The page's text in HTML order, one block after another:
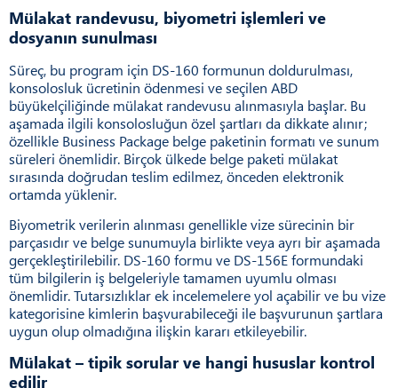
Mülakat randevusu, biyometri işlemleri ve
dosyanın sunulması
Süreç, bu program için DS-160 formunun doldurulması,
konsolosluk ücretinin ödenmesi ve seçilen ABD
büyükelçiliğinde mülakat randevusu alınmasıyla başlar. Bu
aşamada ilgili konsolosluğun özel şartları da dikkate alınır;
özellikle Business Package belge paketinin formatı ve sunum
süreleri önemlidir. Birçok ülkede belge paketi mülakat
sırasında doğrudan teslim edilmez, önceden elektronik
ortamda yüklenir.
Biyometrik verilerin alınması genellikle vize sürecinin bir
parçasıdır ve belge sunumuyla birlikte veya ayrı bir aşamada
gerçekleştirilebilir. DS-160 formu ve DS-156E formundaki
tüm bilgilerin iş belgeleriyle tamamen uyumlu olması
önemlidir. Tutarsızlıklar ek incelemelere yol açabilir ve bu vize
kategorisine kimlerin başvurabileceği ile başvurunun şartlara
uygun olup olmadığına ilişkin kararı etkileyebilir.
Mülakat – tipik sorular ve hangi hususlar kontrol
edilir